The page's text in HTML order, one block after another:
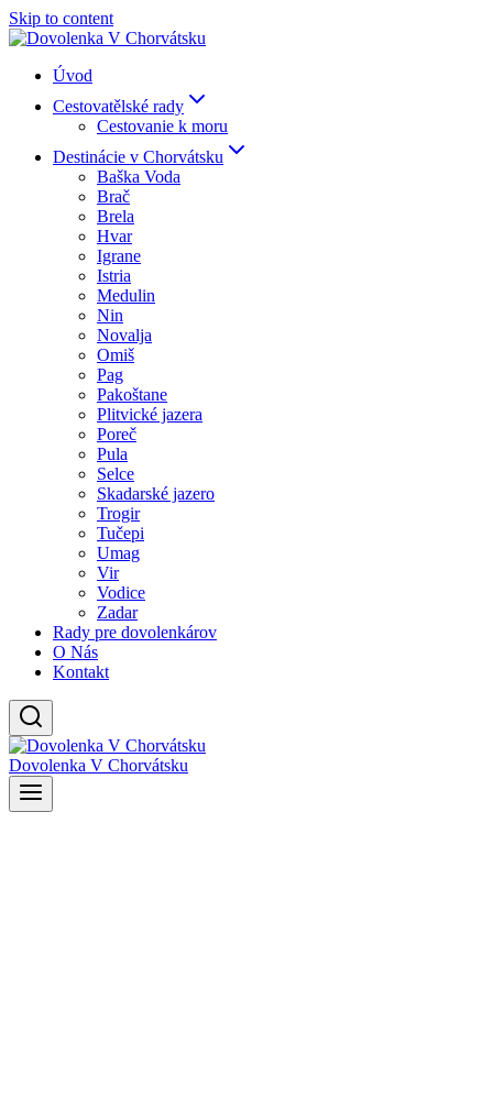
Skip to content
Úvod
Cestovatělské rady
Cestovanie k moru
Destinácie v Chorvátsku
Baška Voda
Brač
Brela
Hvar
Igrane
Istria
Medulin
Nin
Novalja
Omiš
Pag
Pakoštane
Plitvické jazera
Poreč
Pula
Selce
Skadarské jazero
Trogir
Tučepi
Umag
Vir
Vodice
Zadar
Rady pre dovolenkárov
O Nás
Kontakt
Dovolenka V Chorvátsku